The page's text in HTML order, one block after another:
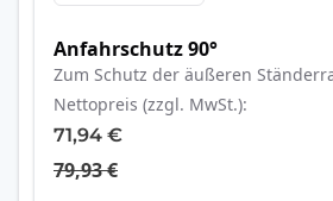
Anfahrschutz 90°
Zum Schutz der äußeren
Nettopreis (zzgl. MwSt.)
71,94 €
79,93 €